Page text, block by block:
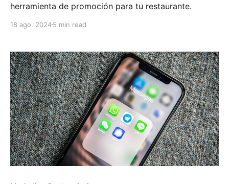
herramienta de promoción para tu restaurante.
18 ago. 20245 min read